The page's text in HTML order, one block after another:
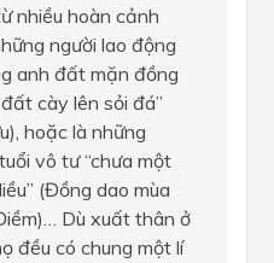
nhiều hoàn cảnh
người lao động
anh đất mặn đồng
cày lên sỏi đá”
hoặc là những
vô tư “chưa một
(Đồng dao mùa
Dù xuất thân ở
đều có chung một lí